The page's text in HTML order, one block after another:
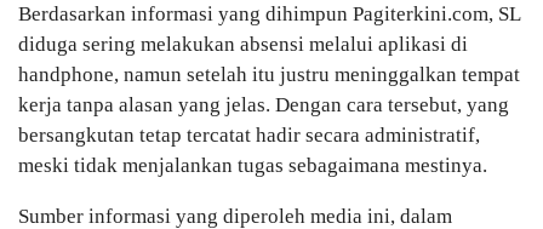
Berdasarkan informasi yang dihimpun Pagiterkini.com, SL
diduga sering melakukan absensi melalui aplikasi di
handphone, namun setelah itu justru meninggalkan tempat
kerja tanpa alasan yang jelas. Dengan cara tersebut, yang
bersangkutan tetap tercatat hadir secara administratif,
meski tidak menjalankan tugas sebagaimana mestinya.
Sumber informasi yang diperoleh media ini, dalam